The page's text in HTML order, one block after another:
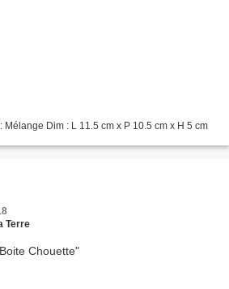
Mélange Dim : L 11.5 cm x P 10.5 cm x H 5 cm
Terre